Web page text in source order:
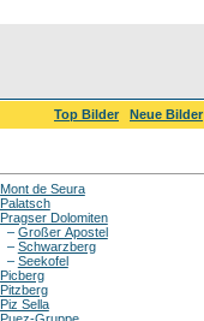
Top Bilder Neue Bilder
Mont de Seura
Palatsch
Pragser Dolomiten
– Großer Apostel
– Schwarzberg
– Seekofel
Picberg
Pitzberg
Piz Sella